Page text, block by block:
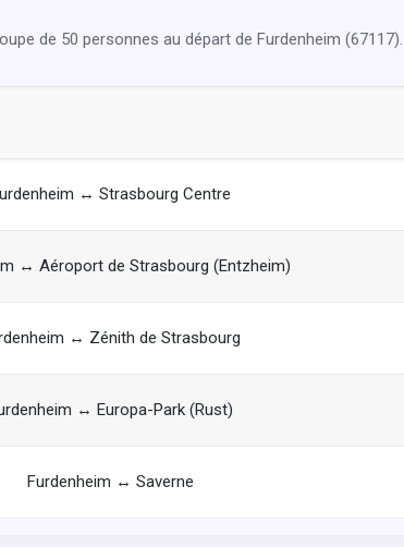
de 50 personnes au départ de Furdenheim (67117).
↔ Strasbourg Centre
↔ Aéroport de Strasbourg (Entzheim)
↔ Zénith de Strasbourg
↔ Europa-Park (Rust)
Furdenheim ↔ Saverne